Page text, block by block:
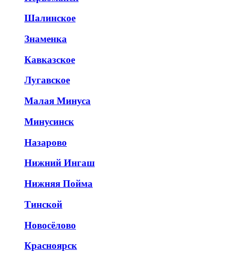
Шалинское
Знаменка
Кавказское
Лугавское
Малая Минуса
Минусинск
Назарово
Нижний Ингаш
Нижняя Пойма
Тинской
Новосёлово
Красноярск